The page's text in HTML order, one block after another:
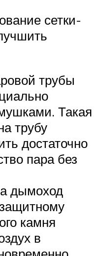
сетки-
трубы
Такая
трубу
достаточно
пара без
дымоход
камня
в